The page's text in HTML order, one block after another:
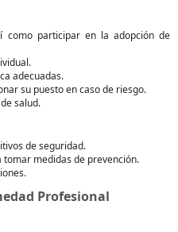
como participar en la adopción de
adecuadas.
su puesto en caso de riesgo.
salud.
de seguridad.
medidas de prevención.
Profesional